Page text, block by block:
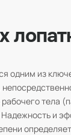
одним из
тела
и